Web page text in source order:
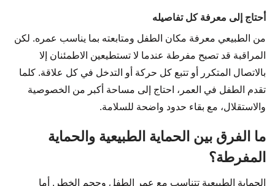
أحتاج إلى معرفة كل تفاصيله
من الطبيعي معرفة مكان الطفل ومتابعته بما يناسب عمره. لكن
المراقبة قد تصبح مفرطة عندما لا تستطيعين الاطمئنان إلا
بالاتصال المتكرر أو تتبع كل حركة أو التدخل في كل علاقة. كلما
تقدم الطفل في العمر، احتاج إلى مساحة أكبر من الخصوصية
والاستقلال، مع بقاء حدود واضحة للسلامة.
ما الفرق بين الحماية الطبيعية والحماية
المفرطة؟
الحماية الطبيعية تتناسب مع عمر الطفل وحجم الخطر. أما